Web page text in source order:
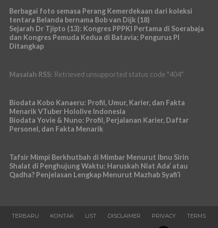
Berbagai foto semasa Perang Kemerdekaan dari koleksi
tentara Belanda bernama Bob van Dijk (18)
Sejarah Dr Tjipto (13): Kongres PPPKI Pertama di Soerabaja
dan Kongres Pemuda Kedua di Batavia; Pengurus PI
Ditangkap
Masalah RSS: Retrieved unsupported status code "404"
Biodata Kobo Kanaeru: Profil, Umur, Karier, dan Fakta
Menarik VTuber Hololive Indonesia
Biodata Yovie & Nuno: Profil, Perjalanan Karier, Daftar
Personel, dan Fakta Menarik
Tafsir Mimpi Berkhutbah di Mimbar Menurut Ibnu Sirin
Shalat di Penghujung Waktu: Haruskah Niat Ada’ atau
Qadha? Penjelasan Lengkap Menurut Mazhab Syafi’i
TERBARU KONTAK LIST DISCLAIMER PRIVACY TERMS